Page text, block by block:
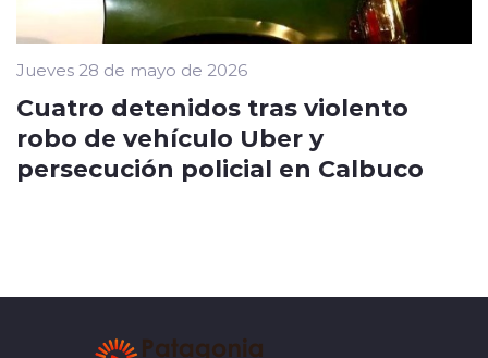
Jueves 28 de mayo de 2026
Cuatro detenidos tras violento
robo de vehículo Uber y
persecución policial en Calbuco